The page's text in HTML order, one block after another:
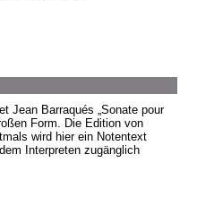
Jean Barraqués „Sonate pour
Form. Die Edition von
wird hier ein Notentext
Interpreten zugänglich